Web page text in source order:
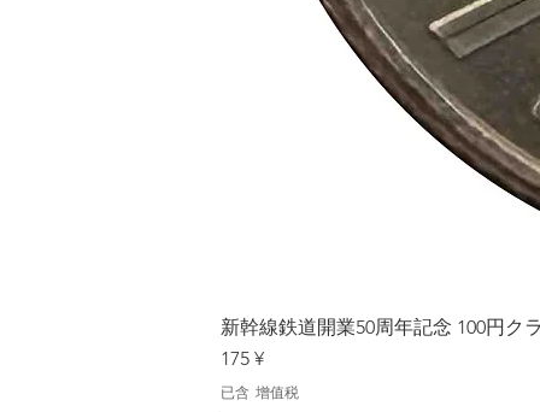
新幹線鉄道開業50周年記念 100円ク
價格
175 ¥
已含 增值税